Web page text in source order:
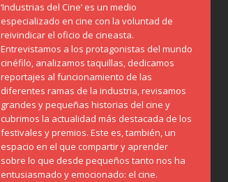
‘Industrias del Cine’ es un medio
especializado en cine con la voluntad de
reivindicar el oficio de cineasta.
Entrevistamos a los protagonistas del mundo
cinéfilo, analizamos taquillas, dedicamos
reportajes al funcionamiento de las
diferentes ramas de la industria, revisamos
grandes y pequeñas historias del cine y
cubrimos la actualidad más destacada de los
festivales y premios. Este es, también, un
espacio en el que compartir y aprender
sobre lo que desde pequeños tanto nos ha
entusiasmado y emocionado: el cine.